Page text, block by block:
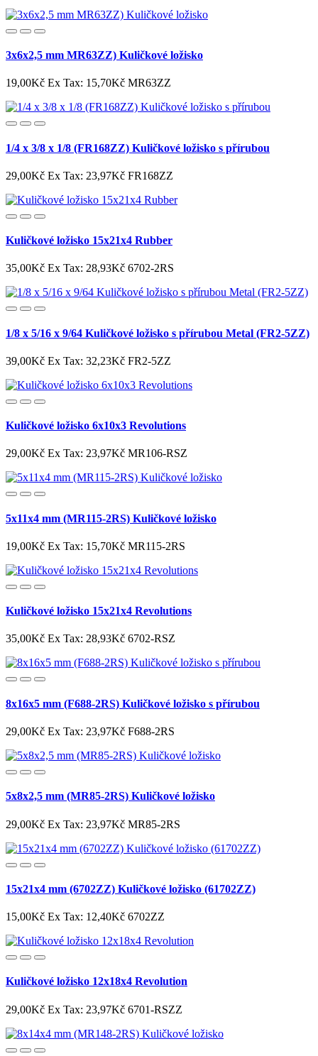
3x6x2,5 mm MR63ZZ) Kuličkové ložisko
19,00Kč Ex Tax: 15,70Kč MR63ZZ
1/4 x 3/8 x 1/8 (FR168ZZ) Kuličkové ložisko s přírubou
29,00Kč Ex Tax: 23,97Kč FR168ZZ
Kuličkové ložisko 15x21x4 Rubber
35,00Kč Ex Tax: 28,93Kč 6702-2RS
1/8 x 5/16 x 9/64 Kuličkové ložisko s přírubou Metal (FR2-5ZZ)
39,00Kč Ex Tax: 32,23Kč FR2-5ZZ
Kuličkové ložisko 6x10x3 Revolutions
29,00Kč Ex Tax: 23,97Kč MR106-RSZ
5x11x4 mm (MR115-2RS) Kuličkové ložisko
19,00Kč Ex Tax: 15,70Kč MR115-2RS
Kuličkové ložisko 15x21x4 Revolutions
35,00Kč Ex Tax: 28,93Kč 6702-RSZ
8x16x5 mm (F688-2RS) Kuličkové ložisko s přírubou
29,00Kč Ex Tax: 23,97Kč F688-2RS
5x8x2,5 mm (MR85-2RS) Kuličkové ložisko
29,00Kč Ex Tax: 23,97Kč MR85-2RS
15x21x4 mm (6702ZZ) Kuličkové ložisko (61702ZZ)
15,00Kč Ex Tax: 12,40Kč 6702ZZ
Kuličkové ložisko 12x18x4 Revolution
29,00Kč Ex Tax: 23,97Kč 6701-RSZZ